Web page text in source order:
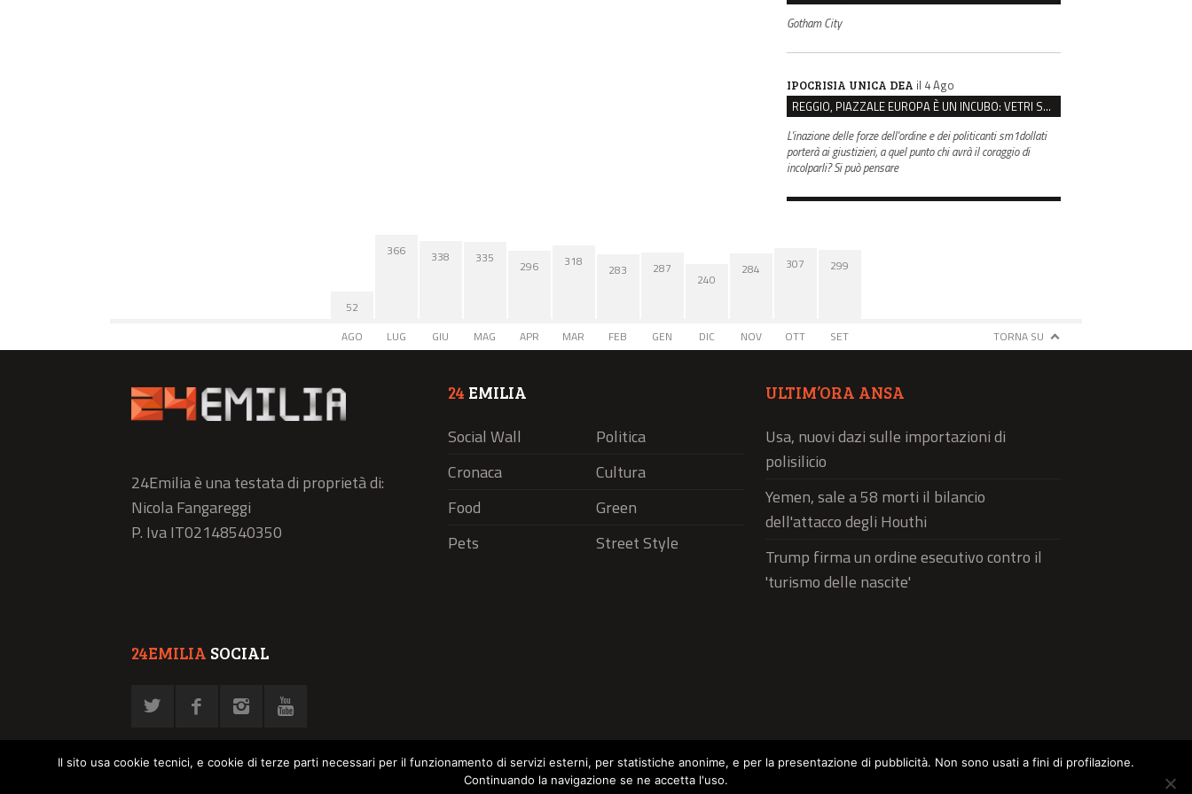
Gotham City
IPOCRISIA UNICA DEA il 4 Ago
REGGIO, PIAZZALE EUROPA È UN INCUBO: VETRI SPACCATI E FURTI SULLE AUTO IN SOSTA
L'inazione delle forze dell'ordine e dei politicanti sm1dollati
porterà ai giustizieri, a quel punto chi avrà il coraggio di
incolparli? Si può pensare
52
AGO
366
LUG
338
GIU
335
MAG
296
APR
318
MAR
283
FEB
287
GEN
240
DIC
284
NOV
307
OTT
299
SET TORNA SU
24Emilia è una testata di proprietà di:
Nicola Fangareggi
P. Iva IT02148540350
24 EMILIA
Social Wall
Politica
Cronaca
Cultura
Food
Green
Pets
Street Style
ULTIM’ORA ANSA
Usa, nuovi dazi sulle importazioni di
polisilicio
Yemen, sale a 58 morti il bilancio
dell'attacco degli Houthi
Trump firma un ordine esecutivo contro il
'turismo delle nascite'
24EMILIA SOCIAL
Il sito usa cookie tecnici, e cookie di terze parti necessari per il funzionamento di servizi esterni, per statistiche anonime, e per la presentazione di pubblicità. Non sono usati a fini di profilazione.
Continuando la navigazione se ne accetta l'uso.